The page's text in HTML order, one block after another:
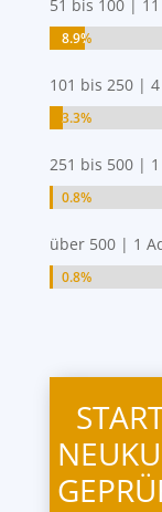
51 bis 100 |
8.9%
8.9%
101 bis 250 |
3.3%
3.3%
251 bis 500 |
0.8%
0.8%
über 500 | 1
0.8%
0.8%